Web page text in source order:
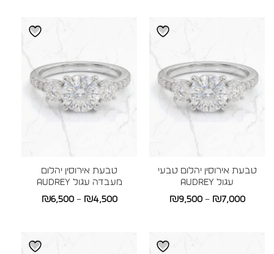
עד
טבעת אירוסין יהלום טבעי
עגול AUDREY
₪7,000
–
₪9,500
עד
טבעת אירוסין יהלום
מעבדה עגול AUDREY
₪4,500
–
₪6,500
עד